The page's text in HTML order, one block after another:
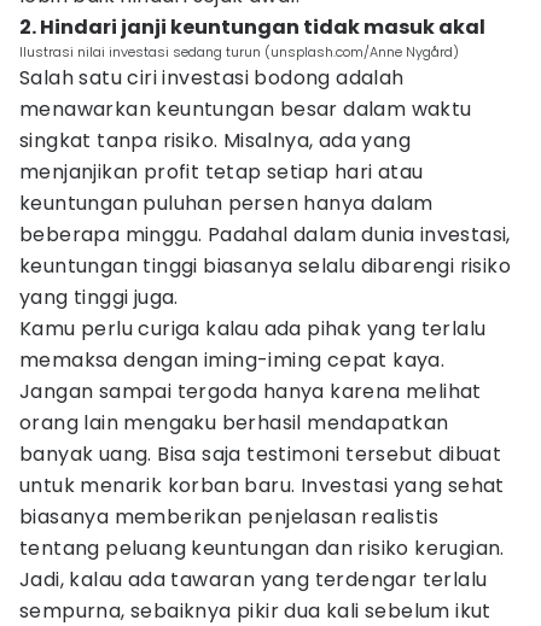
2. Hindari janji keuntungan tidak masuk akal
Ilustrasi nilai investasi sedang turun (unsplash.com/Anne Nygård)
Salah satu ciri investasi bodong adalah
menawarkan keuntungan besar dalam waktu
singkat tanpa risiko. Misalnya, ada yang
menjanjikan profit tetap setiap hari atau
keuntungan puluhan persen hanya dalam
beberapa minggu. Padahal dalam dunia investasi,
keuntungan tinggi biasanya selalu dibarengi risiko
yang tinggi juga.
Kamu perlu curiga kalau ada pihak yang terlalu
memaksa dengan iming-iming cepat kaya.
Jangan sampai tergoda hanya karena melihat
orang lain mengaku berhasil mendapatkan
banyak uang. Bisa saja testimoni tersebut dibuat
untuk menarik korban baru. Investasi yang sehat
biasanya memberikan penjelasan realistis
tentang peluang keuntungan dan risiko kerugian.
Jadi, kalau ada tawaran yang terdengar terlalu
sempurna, sebaiknya pikir dua kali sebelum ikut